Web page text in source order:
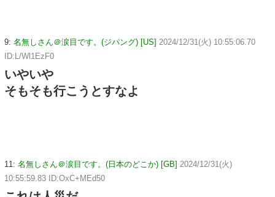
9: 名無しさん＠涙目です。(ジパング) [US] 2024/12/31(火) 10:55:06.70
ID:L/Wl1EzF0
いやいや
そもそも行こうとすなよ
11: 名無しさん＠涙目です。(日本のどこか) [GB] 2024/12/31(火)
10:55:59.83 ID:OxC+MEd50